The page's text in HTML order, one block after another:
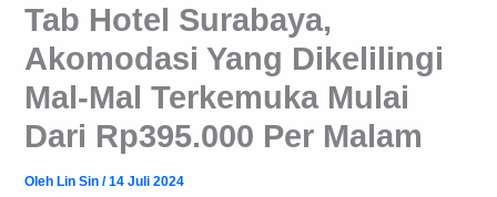
Tab Hotel Surabaya,
Akomodasi Yang Dikelilingi
Mal-Mal Terkemuka Mulai
Dari Rp395.000 Per Malam
Oleh Lin Sin/14 Juli 2024